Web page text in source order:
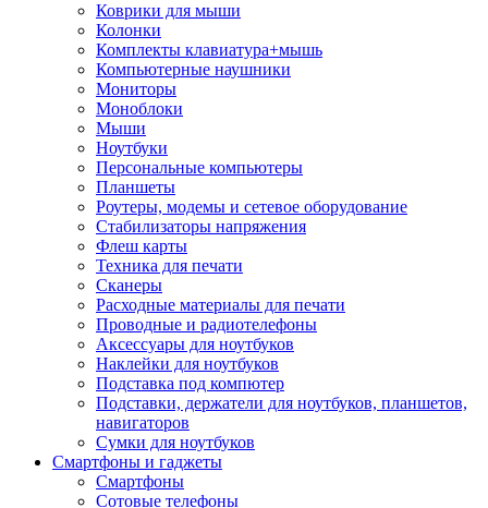
Коврики для мыши
Колонки
Комплекты клавиатура+мышь
Компьютерные наушники
Мониторы
Моноблоки
Мыши
Ноутбуки
Персональные компьютеры
Планшеты
Роутеры, модемы и сетевое оборудование
Стабилизаторы напряжения
Флеш карты
Техника для печати
Сканеры
Расходные материалы для печати
Проводные и радиотелефоны
Аксессуары для ноутбуков
Наклейки для ноутбуков
Подставка под компютер
Подставки, держатели для ноутбуков, планшетов,
навигаторов
Сумки для ноутбуков
Смартфоны и гаджеты
Смартфоны
Сотовые телефоны